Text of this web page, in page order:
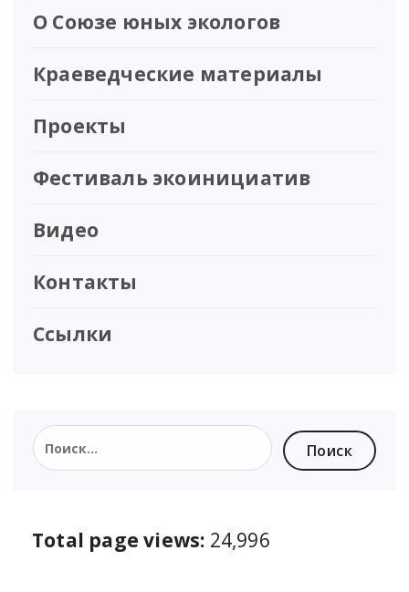
О Союзе юных экологов
Краеведческие материалы
Проекты
Фестиваль экоинициатив
Видео
Контакты
Ссылки
Total page views: 24,996